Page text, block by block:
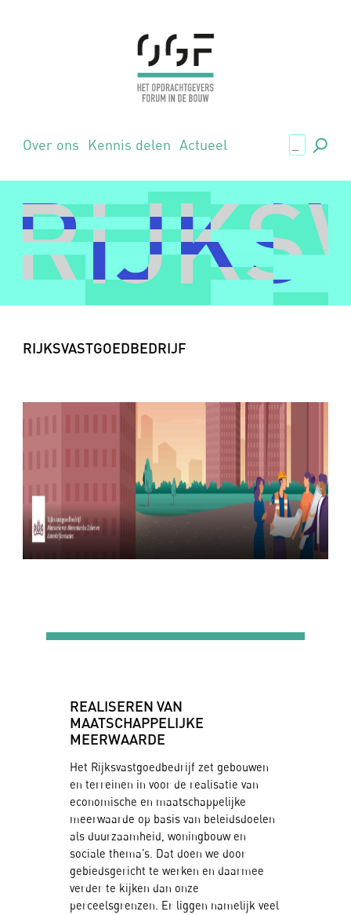
Over ons Kennis delen Actueel .,
RIJKSVASTGOEDBEDRIJF
REALISEREN VAN
MAATSCHAPPELIJKE
MEERWAARDE
Het Rijksvastgoedbedrijf zet gebouwen
en terreinen in voor de realisatie van
economische en maatschappelijke
meerwaarde op basis van beleidsdoelen
als duurzaamheid, woningbouw en
sociale thema’s. Dat doen we door
gebiedsgericht te werken en daarmee
verder te kijken dan onze
perceelsgrenzen. Er liggen namelijk veel